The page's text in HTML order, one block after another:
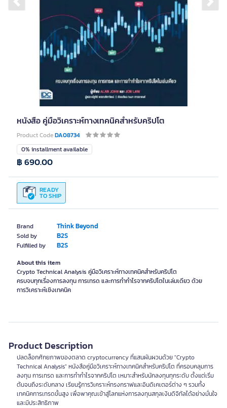
Previous slide
หนังสือ คู่มือวิเคราะห์ทางเทคนิคสำหรับคริปโต
Product CodeDA08734
Brand Think Beyond
Sold by B2S
Fulfilled by B2S
0% installment available
READY
TO SHIP
฿ 690.00
About this item
Crypto Technical Analysis คู่มือวิเคราะห์ทางเทคนิคสำหรับคริปโต
ครบจบทุกเรื่องการลงทุน การเทรด และการทำกำไรจากคริปโตในเล่มเดียว ด้วย
การวิเคราะห์เชิงเทคนิค
Product Description
ปลดล็อกศักยภาพของตลาด cryptocurrency ที่แสนผันผวนด้วย "Crypto
Technical Analysis" หนังสือคู่มือวิเคราะห์ทางเทคนิคสำหรับคริปโต ที่ครอบคลุมการ
ลงทุน การเทรด และการทำกำไรจากคริปโต เหมาะสำหรับนักลงทุนทุกระดับ ตั้งแต่เริ่ม
ต้นจนถึงระดับกลาง เรียนรู้การวิเคราะห์ทรงกราฟและอินดิเคเตอร์ต่าง ๆ รวมทั้ง
เทคนิคการเทรดขั้นสูง เพื่อพาคุณเข้าสู่โลกแห่งการลงทุนสกุลเงินดิจิทัลได้อย่างมั่นใจ
และมีประสิทธิภาพ